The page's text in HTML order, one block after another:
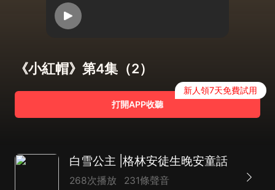
《小紅帽》第4集（2）
打開APP收聽
新人領7天免費試用
白雪公主 |格林安徒生晚安童話
268次播放 231條聲音